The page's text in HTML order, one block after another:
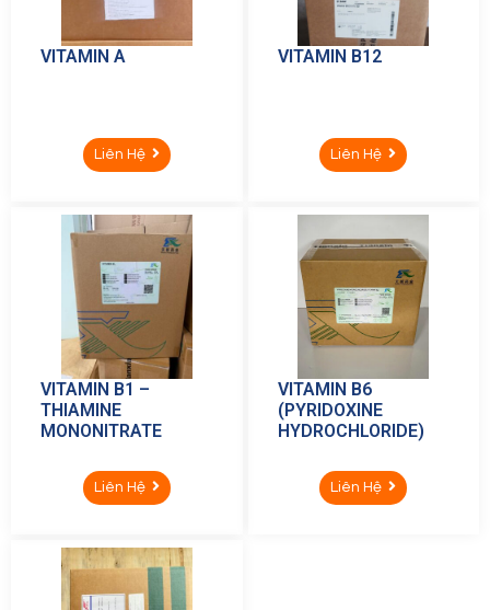
VITAMIN A
Liên Hệ
VITAMIN B12
Liên Hệ
VITAMIN B1 –
THIAMINE
MONONITRATE
Liên Hệ
VITAMIN B6
(PYRIDOXINE
HYDROCHLORIDE)
Liên Hệ